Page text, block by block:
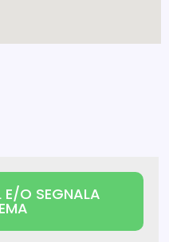
E/O SEGNALA